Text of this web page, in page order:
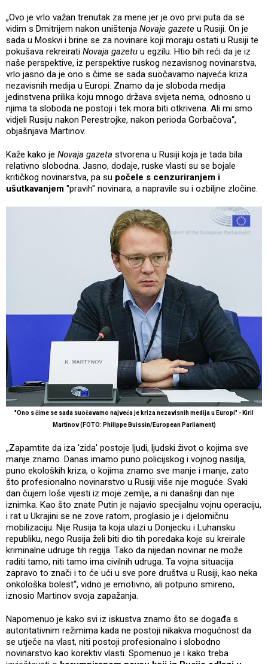
„Ovo je vrlo važan trenutak za mene jer je ovo prvi puta da se
vidim s Dmitrijem nakon uništenja Novaje gazete u Rusiji. On je
sada u Moskvi i brine se za novinare koji moraju ostati u Rusiji te
pokušava rekreirati Novaja gazetu u egzilu. Htio bih reći da je iz
naše perspektive, iz perspektive ruskog nezavisnog novinarstva,
vrlo jasno da je ono s čime se sada suočavamo najveća kriza
nezavisnih medija u Europi. Znamo da je sloboda medija
jedinstvena prilika koju mnogo država svijeta nema, odnosno u
njima ta sloboda ne postoji i tek mora biti otkrivena. Ali mi smo
vidjeli Rusiju nakon Perestrojke, nakon perioda Gorbačova“,
objašnjava Martinov.
Kaže kako je Novaja gazeta stvorena u Rusiji koja je tada bila
relativno slobodna. Jasno, dodaje, ruske vlasti su se bojale
kritičkog novinarstva, pa su počele s cenzuriranjem i
ušutkavanjem "pravih" novinara, a napravile su i ozbiljne zločine.
"Ono s čime se sada suočavamo najveća je kriza nezavisnih medija u Europi" - Kiril
Martinov (FOTO: Philippe Buissin/European Parliament)
„Zapamtite da iza 'zida' postoje ljudi, ljudski život o kojima sve
manje znamo. Danas imamo puno policijskog i vojnog nasilja,
puno ekoloških kriza, o kojima znamo sve manje i manje, zato
što profesionalno novinarstvo u Rusiji više nije moguće. Svaki
dan čujem loše vijesti iz moje zemlje, a ni današnji dan nije
iznimka. Kao što znate Putin je najavio specijalnu vojnu operaciju,
i rat u Ukrajini se ne zove ratom, proglasio je i djelomičnu
mobilizaciju. Nije Rusija ta koja ulazi u Donjecku i Luhansku
republiku, nego Rusija želi biti dio tih poredaka koje su kreirale
kriminalne udruge tih regija. Tako da nijedan novinar ne može
raditi tamo, niti tamo ima civilnih udruga. Ta vojna situacija
zapravo to znači i to će ući u sve pore društva u Rusiji, kao neka
onkološka bolest“, vidno je emotivno, ali potpuno smireno,
iznosio Martinov svoja zapažanja.
Napomenuo je kako svi iz iskustva znamo što se događa s
autoritativnim režimima kada ne postoji nikakva mogućnost da
se utječe na vlast, niti postoji profesionalno i slobodno
novinarstvo kao korektiv vlasti. Spomenuo je i kako treba